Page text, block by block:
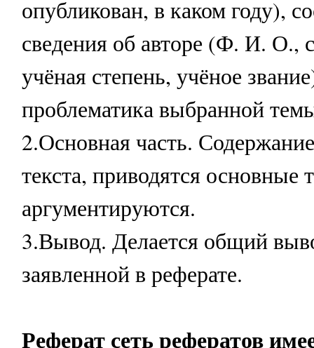
опубликован, в каком году),
сведения об авторе (Ф. И. О.,
учёная степень, учёное
проблематика выбранной
2.Основная часть.
текста, приводятся основные
аргументируются.
3.Вывод. Делается общий
заявленной в реферате.
Реферат сеть рефератов